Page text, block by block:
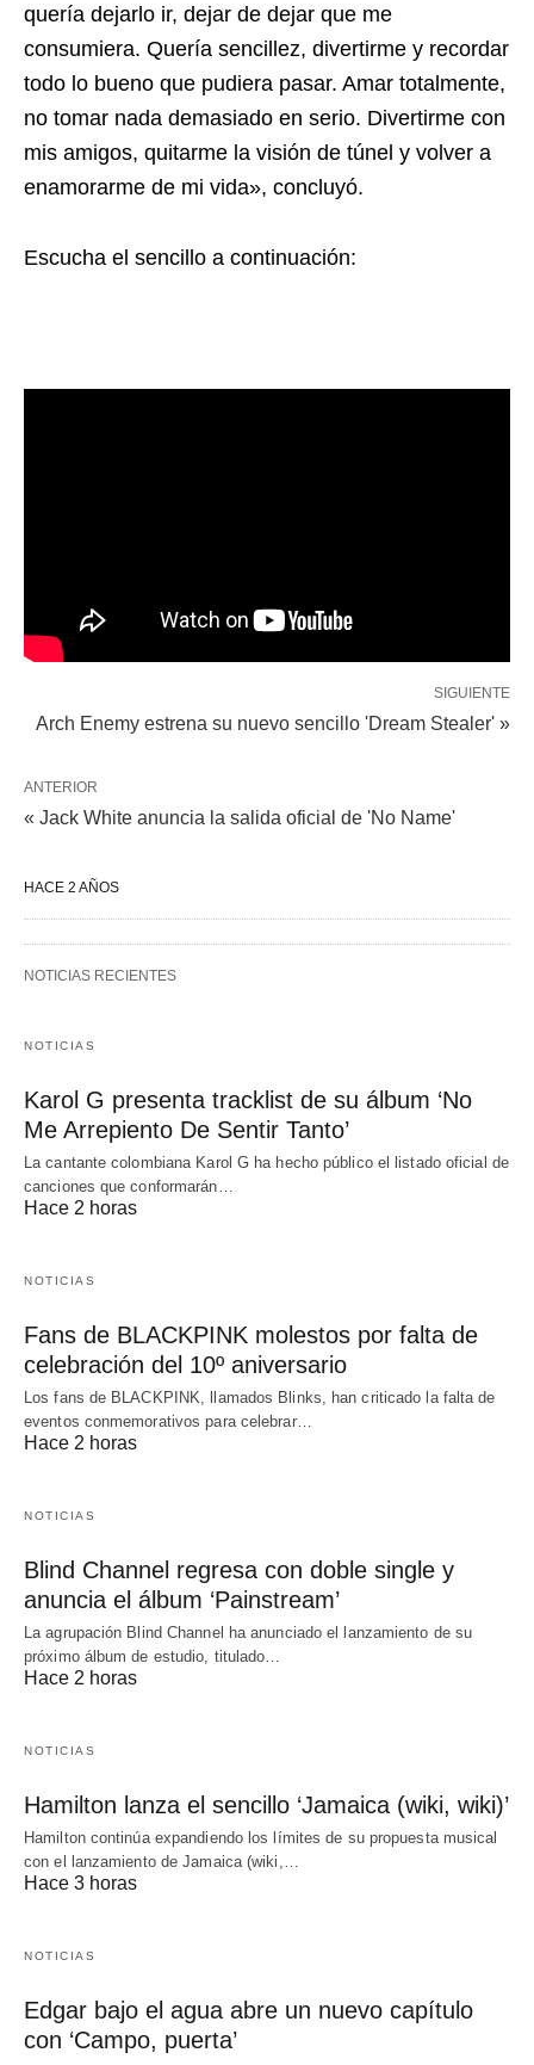
quería dejarlo ir, dejar de dejar que me
consumiera. Quería sencillez, divertirme y recordar
todo lo bueno que pudiera pasar. Amar totalmente,
no tomar nada demasiado en serio. Divertirme con
mis amigos, quitarme la visión de túnel y volver a
enamorarme de mi vida», concluyó.
Escucha el sencillo a continuación:
SIGUIENTE
Arch Enemy estrena su nuevo sencillo 'Dream Stealer' »
ANTERIOR
« Jack White anuncia la salida oficial de 'No Name'
HACE 2 AÑOS
NOTICIAS RECIENTES
NOTICIAS
Karol G presenta tracklist de su álbum ‘No
Me Arrepiento De Sentir Tanto’
La cantante colombiana Karol G ha hecho público el listado oficial de
canciones que conformarán…
Hace 2 horas
NOTICIAS
Fans de BLACKPINK molestos por falta de
celebración del 10º aniversario
Los fans de BLACKPINK, llamados Blinks, han criticado la falta de
eventos conmemorativos para celebrar…
Hace 2 horas
NOTICIAS
Blind Channel regresa con doble single y
anuncia el álbum ‘Painstream’
La agrupación Blind Channel ha anunciado el lanzamiento de su
próximo álbum de estudio, titulado…
Hace 2 horas
NOTICIAS
Hamilton lanza el sencillo ‘Jamaica (wiki, wiki)’
Hamilton continúa expandiendo los límites de su propuesta musical
con el lanzamiento de Jamaica (wiki,…
Hace 3 horas
NOTICIAS
Edgar bajo el agua abre un nuevo capítulo
con ‘Campo, puerta’